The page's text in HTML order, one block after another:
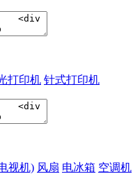
打印机 针式打印机
视机) 风扇 电冰箱 空调机